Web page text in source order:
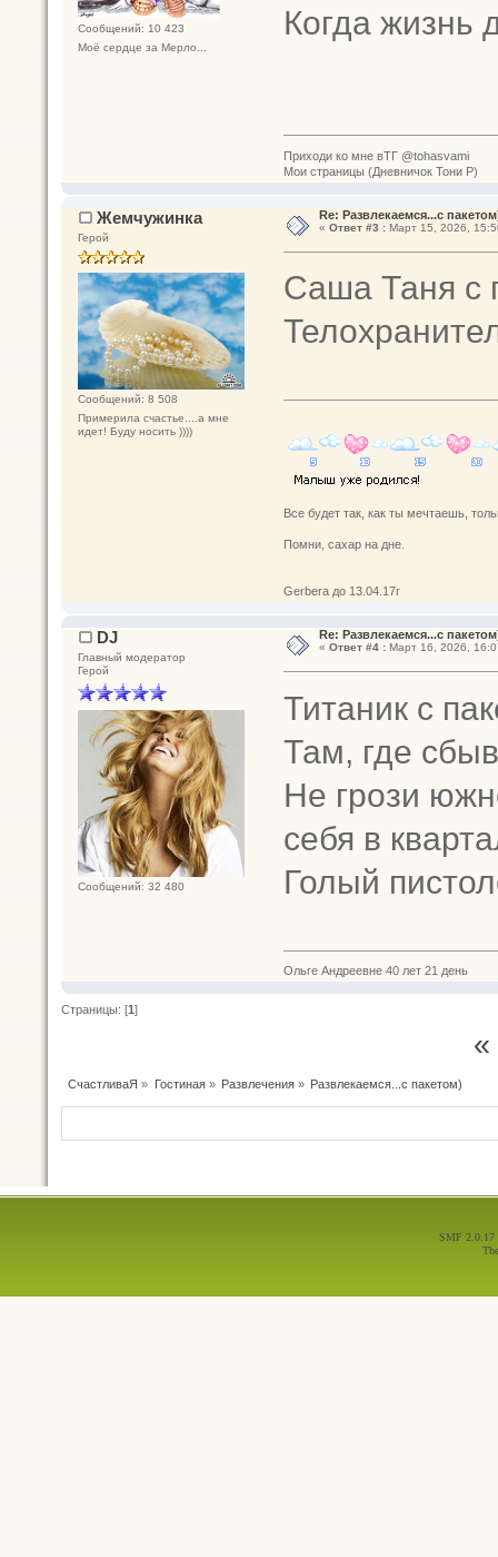
Сообщений: 10 423
Моё сердце за Мерло...
Когда жизнь
Приходи ко мне вТГ @tohasvami
Мои страницы (Дневничок Тони Р)
Жемчужинка
Герой
Сообщений: 8 508
Примерила счастье....а мне
идет! Буду носить ))))
Re: Развлекаемся...с
« Ответ #3 :Март 15, 2026,
Саша Таня с
Все будет так, как ты мечтаешь,
Помни, сахар на дне.
Gerbera до 13.04.17г
DJ
Главный модератор
Герой
Сообщений: 32 480
Re: Развлекаемся...с
« Ответ #4 :Март 16, 2026,
Титаник с
Там, где
Не грози
себя в
Голый
Ольге Андреевне 40 лет 21 день
Страницы: [1]
СчастливаЯ » Гостиная» Развлечения» Развлекаемся...с пакетом)
SMF 2.0.17